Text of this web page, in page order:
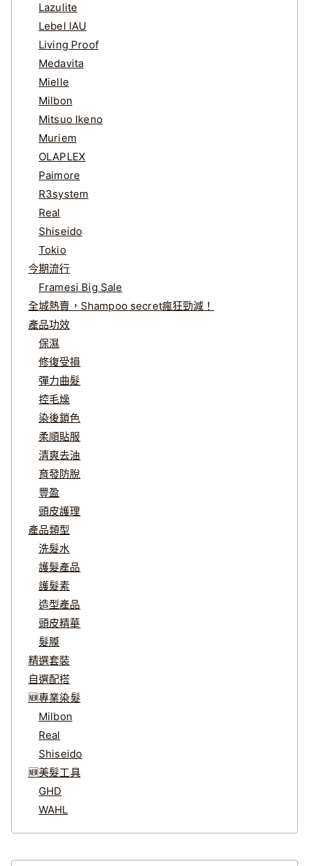
Lazulite
Lebel IAU
Living Proof
Medavita
Mielle
Milbon
Mitsuo Ikeno
Muriem
OLAPLEX
Paimore
R3system
Real
Shiseido
Tokio
今期流行
Framesi Big Sale
全城熱賣，Shampoo secret瘋狂勁減！
產品功效
保濕
修復受損
彈力曲髮
控毛燥
染後鎖色
柔順貼服
清爽去油
育發防脫
豐盈
頭皮護理
產品類型
洗髮水
護髮產品
護髮素
造型產品
頭皮精華
髮膜
精選套裝
自選配搭
🆕專業染髮
Milbon
Real
Shiseido
🆕美髮工具
GHD
WAHL